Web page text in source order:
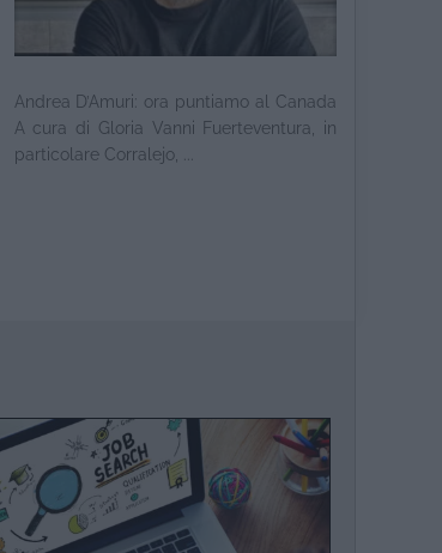
Andrea D’Amuri: ora puntiamo al Canada
A cura di Gloria Vanni Fuerteventura, in
particolare Corralejo, ...